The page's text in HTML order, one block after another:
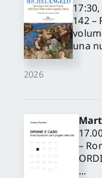
2026
142 –
una
–
...